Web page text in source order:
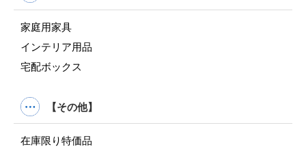
家庭用家具
インテリア用品
宅配ボックス
【その他】
在庫限り特価品